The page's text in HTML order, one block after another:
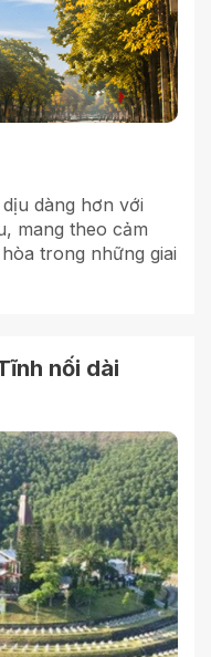
dàng hơn với
mang theo cảm
trong những giai
nối dài